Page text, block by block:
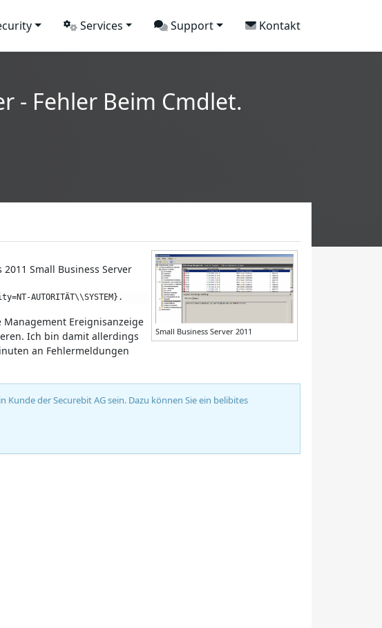
Services Support Kontakt
- Fehler Beim Cmdlet.
Small Business Server 2011
Small Business Server
AUTORITÄT\\SYSTEM}.
Ereignisanzeige
Ich bin damit allerdings
an Fehlermeldungen
der Securebit AG sein. Dazu können Sie ein belibites